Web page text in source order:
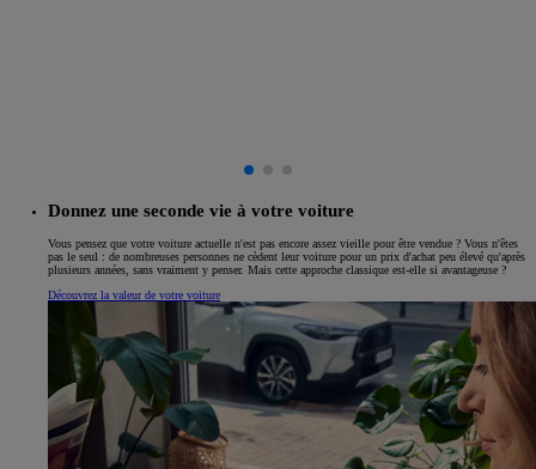
Donnez une seconde vie à votre voiture
Vous pensez que votre voiture actuelle n'est pas encore assez vieille pour être vendue ? Vous n'êtes
pas le seul : de nombreuses personnes ne cèdent leur voiture pour un prix d'achat peu élevé qu'après
plusieurs années, sans vraiment y penser. Mais cette approche classique est-elle si avantageuse ?
Découvrez la valeur de votre voiture